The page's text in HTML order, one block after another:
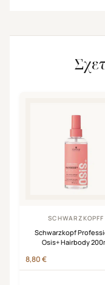
SCHWARZKOPFF
Schwarzkopf
Osis+ Hairbody
8,80€